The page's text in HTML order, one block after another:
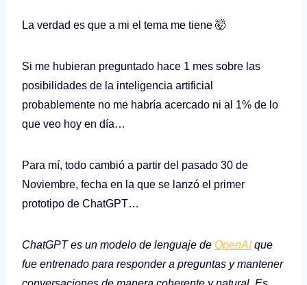
La verdad es que a mi el tema me tiene 🤯
Si me hubieran preguntado hace 1 mes sobre las
posibilidades de la inteligencia artificial
probablemente no me habría acercado ni al 1% de lo
que veo hoy en día…
Para mí, todo cambió a partir del pasado 30 de
Noviembre, fecha en la que se lanzó el primer
prototipo de ChatGPT…
ChatGPT es un modelo de lenguaje de OpenAI que
fue entrenado para responder a preguntas y mantener